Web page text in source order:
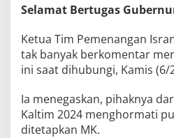
Selamat Bertugas
Ketua Tim Pemenangan
tak banyak berkomentar
ini saat dihubungi, Kamis (6/
Ia menegaskan, pihaknya
Kaltim 2024 menghormati
ditetapkan MK.